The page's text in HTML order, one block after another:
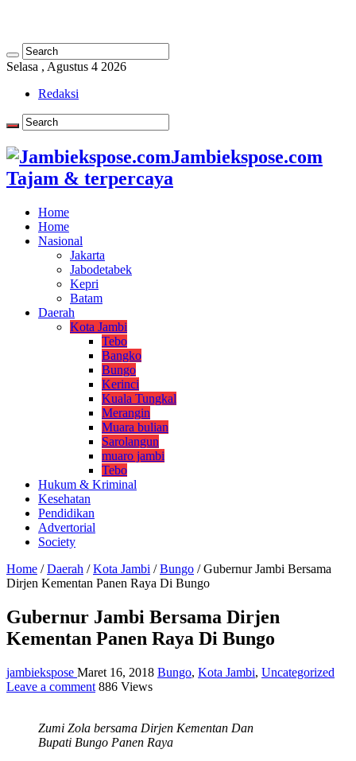
Selasa , Agustus 4 2026
Redaksi
Jambiekspose.com
Tajam & terpercaya
Home
Home
Nasional
Jakarta
Jabodetabek
Kepri
Batam
Daerah
Kota Jambi
Tebo
Bangko
Bungo
Kerinci
Kuala Tungkal
Merangin
Muara bulian
Sarolangun
muaro jambi
Tebo
Hukum & Kriminal
Kesehatan
Pendidikan
Advertorial
Society
Home / Daerah / Kota Jambi / Bungo / Gubernur Jambi Bersama
Dirjen Kementan Panen Raya Di Bungo
Gubernur Jambi Bersama Dirjen
Kementan Panen Raya Di Bungo
jambiekspose Maret 16, 2018 Bungo, Kota Jambi, Uncategorized
Leave a comment 886 Views
Zumi Zola bersama Dirjen Kementan Dan
Bupati Bungo Panen Raya